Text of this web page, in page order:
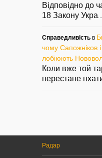
Відповідно до
18 Закону Укра
Справедливість в
чому Сапожніков
лобіюють
Коли вже той
перестане
Радар